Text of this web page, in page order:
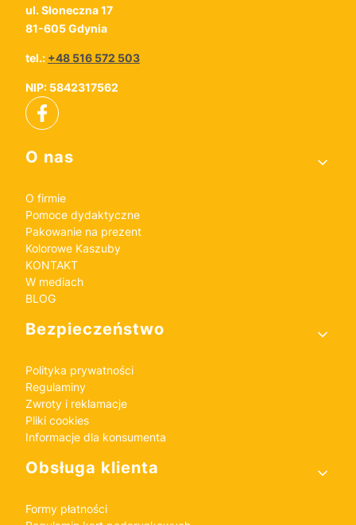
ul. Słoneczna 17
81-605 Gdynia
tel.: +48 516 572 503
NIP: 5842317562
Linki w stopce
O nas
O firmie
Pomoce dydaktyczne
Pakowanie na prezent
Kolorowe Kaszuby
KONTAKT
W mediach
BLOG
Bezpieczeństwo
Polityka prywatności
Regulaminy
Zwroty i reklamacje
Pliki cookies
Informacje dla konsumenta
Obsługa klienta
Formy płatności